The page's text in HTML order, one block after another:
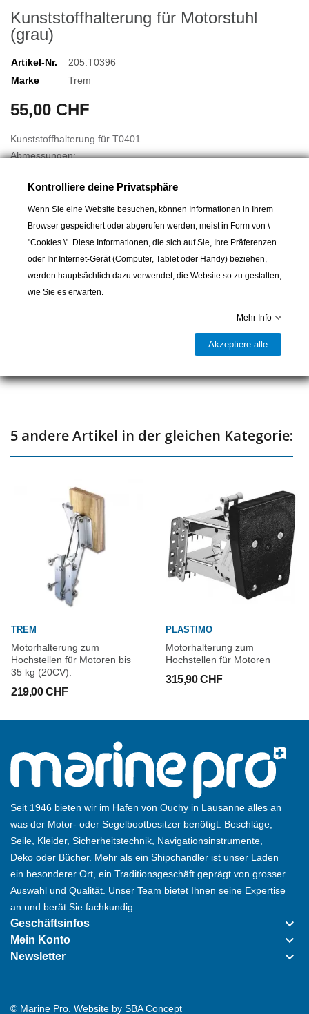
Kunststoffhalterung für Motorstuhl
(grau)
Artikel-Nr.
205.T0396
Marke
Trem
55,00 CHF
Kunststoffhalterung für T0401
Abmessungen:
Abstand zwischen den Löchern:
Höhe: 125 mm
Breite: 95 mm
5 andere Artikel in der gleichen Kategorie:
TREM
Motorhalterung zum
Hochstellen für Motoren bis
35 kg (20CV).
219,00 CHF
PLASTIMO
Motorhalterung zum
Hochstellen für Motoren
315,90 CHF
Seit 1946 bieten wir im Hafen von Ouchy in Lausanne alles an
was der Motor- oder Segelbootbesitzer benötigt: Beschläge,
Seile, Kleider, Sicherheitstechnik, Navigationsinstrumente,
Deko oder Bücher. Mehr als ein Shipchandler ist unser Laden
ein besonderer Ort, ein Traditionsgeschäft geprägt von grosser
Auswahl und Qualität. Unser Team bietet Ihnen seine Expertise
an und berät Sie fachkundig.
Geschäftsinfos keyboard_arrow_down
Mein Konto keyboard_arrow_down
Newsletter keyboard_arrow_down
© Marine Pro. Website by SBA Concept
Kontrolliere deine Privatsphäre
Wenn Sie eine Website besuchen, können Informationen in Ihrem
Browser gespeichert oder abgerufen werden, meist in Form von \
"Cookies \". Diese Informationen, die sich auf Sie, Ihre Präferenzen
oder Ihr Internet-Gerät (Computer, Tablet oder Handy) beziehen,
werden hauptsächlich dazu verwendet, die Website so zu gestalten,
wie Sie es erwarten.
Mehr Info
Akzeptiere alle